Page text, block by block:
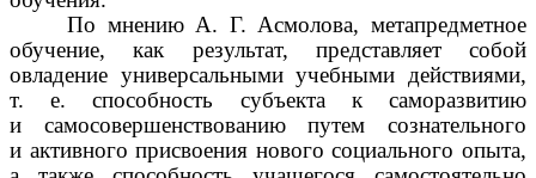
По мнению А. Г. Асмолова, метапредметное
обучение, как результат, представляет собой
овладение универсальными учебными действиями,
т. е. способность субъекта к саморазвитию
и самосовершенствованию путем сознательного
и активного присвоения нового социального опыта,